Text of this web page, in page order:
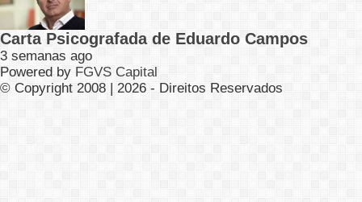
Carta Psicografada de Eduardo Campos
3 semanas ago
Powered by FGVS Capital
© Copyright 2008 | 2026 - Direitos Reservados